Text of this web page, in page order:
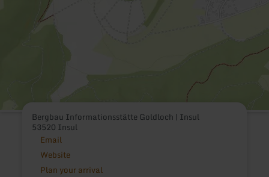
Bergbau Informationsstätte Goldloch | Insul
53520 Insul
Email
Website
Plan your arrival